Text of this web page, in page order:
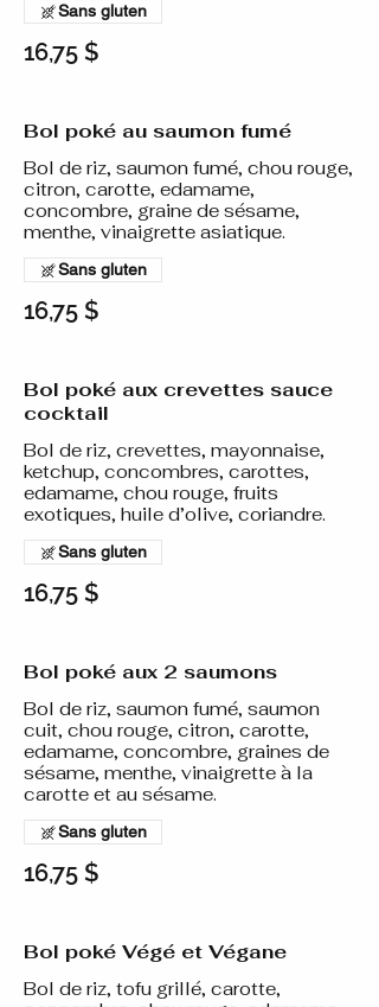
16,75 $
Sans gluten
Bol poké au saumon fumé
Bol de riz, saumon fumé, chou rouge,
citron, carotte, edamame,
concombre, graine de sésame,
menthe, vinaigrette asiatique.
16,75 $
Sans gluten
Bol poké aux crevettes sauce
cocktail
Bol de riz, crevettes, mayonnaise,
ketchup, concombres, carottes,
edamame, chou rouge, fruits
exotiques, huile d’olive, coriandre.
16,75 $
Sans gluten
Bol poké aux 2 saumons
Bol de riz, saumon fumé, saumon
cuit, chou rouge, citron, carotte,
edamame, concombre, graines de
sésame, menthe, vinaigrette à la
carotte et au sésame.
16,75 $
Sans gluten
Bol poké Végé et Végane
Bol de riz, tofu grillé, carotte,